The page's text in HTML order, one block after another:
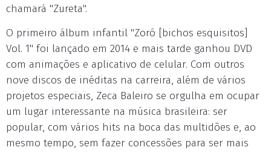
chamará "Zureta".
O primeiro álbum infantil "Zoró [bichos esquisitos]
Vol. 1" foi lançado em 2014 e mais tarde ganhou DVD
com animações e aplicativo de celular. Com outros
nove discos de inéditas na carreira, além de vários
projetos especiais, Zeca Baleiro se orgulha em ocupar
um lugar interessante na música brasileira: ser
popular, com vários hits na boca das multidões e, ao
mesmo tempo, sem fazer concessões para ser mais